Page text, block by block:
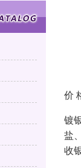
价
镀
盐
收